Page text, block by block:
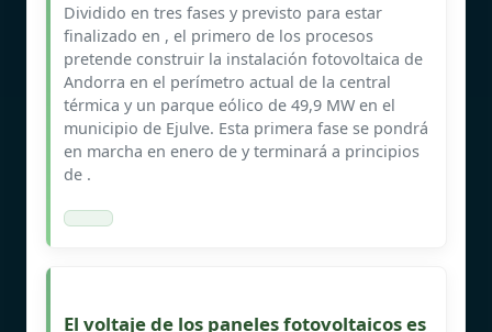
Dividido en tres fases y previsto para estar
finalizado en , el primero de los procesos
pretende construir la instalación fotovoltaica de
Andorra en el perímetro actual de la central
térmica y un parque eólico de 49,9 MW en el
municipio de Ejulve. Esta primera fase se pondrá
en marcha en enero de y terminará a principios
de .
El voltaje de los paneles fotovoltaicos es